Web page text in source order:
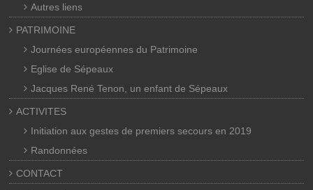
Autres liens
PATRIMOINE
Journées européennes du Patrimoine
Eglise de Sépeaux
Jacques René Tenon, un enfant de Sépeaux
ACTIVITES
Initiation aux gestes de premiers secours en 2019
Randonnées
CONTACT